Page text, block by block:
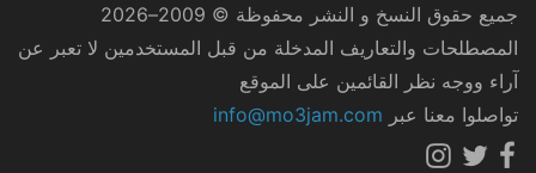
جميع حقوق النسخ و النشر محفوظة © 2009–2026
المصطلحات والتعاريف المدخلة من قبل المستخدمين لا تعبر عن
آراء ووجه نظر القائمين على الموقع
تواصلوا معنا عبر info@mo3jam.com